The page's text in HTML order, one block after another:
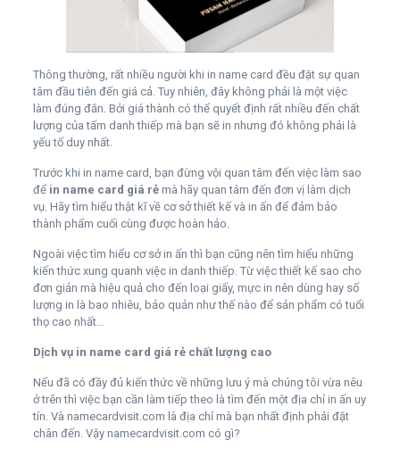
Thông thường, rất nhiều người khi in name card đều đặt sự quan
tâm đầu tiên đến giá cả. Tuy nhiên, đây không phải là một việc
làm đúng đắn. Bởi giá thành có thể quyết định rất nhiều đến chất
lượng của tấm danh thiếp mà bạn sẽ in nhưng đó không phải là
yếu tố duy nhất.
Trước khi in name card, bạn đừng vội quan tâm đến việc làm sao
để in name card giá rẻmà hãy quan tâm đến đơn vị làm dịch
vụ. Hãy tìm hiểu thật kĩ về cơ sở thiết kế và in ấn để đảm bảo
thành phẩm cuối cùng được hoàn hảo.
Ngoài việc tìm hiểu cơ sở in ấn thì bạn cũng nên tìm hiểu những
kiến thức xung quanh việc in danh thiếp. Từ việc thiết kế sao cho
đơn giản mà hiệu quả cho đến loại giấy, mực in nên dùng hay số
lượng in là bao nhiêu, bảo quản như thế nào để sản phẩm có tuổi
thọ cao nhất…
Dịch vụ in name card giá rẻ chất lượng cao
Nếu đã có đầy đủ kiến thức về những lưu ý mà chúng tôi vừa nêu
ở trên thì việc bạn cần làm tiếp theo là tìm đến một địa chỉ in ấn uy
tín. Và namecardvisit.com là địa chỉ mà bạn nhất định phải đặt
chân đến. Vậy namecardvisit.com có gì?